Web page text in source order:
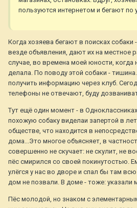
пользуются интернетом и бегают по
Когда хозяева бегают в поисках
везде объявления, дают их на местное
случае, во времена моей юности, когда
делала. По поводу этой собаки -
получить информацию через клуб.
телефоны не отвечают, буду
Тут ещё один момент - в
похожую собаку виделаи запертой в
обществе, что находится в
дома...Это многое объясняет, в
совершенно не скучает: не скулит, не
пёс смирился со своей покинутостью.
улёгся у нас во дворе и спал бы там
дом не позвали. В доме - тоже: указали
Пёс молодой, но знаком с